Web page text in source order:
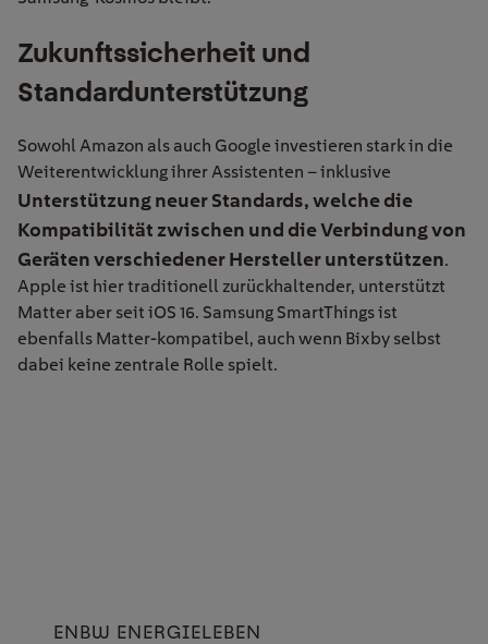
Zukunftssicherheit und
Standardunterstützung
Sowohl Amazon als auch Google investieren stark in die
Weiterentwicklung ihrer Assistenten – inklusive
Unterstützung neuer Standards, welche die
Kompatibilität zwischen und die Verbindung von
Geräten verschiedener Hersteller unterstützen.
Apple ist hier traditionell zurückhaltender, unterstützt
Matter aber seit iOS 16. Samsung SmartThingsist
ebenfalls Matter-kompatibel, auch wenn Bixby selbst
dabei keine zentrale Rolle spielt.
ENBW ENERGIELEBEN